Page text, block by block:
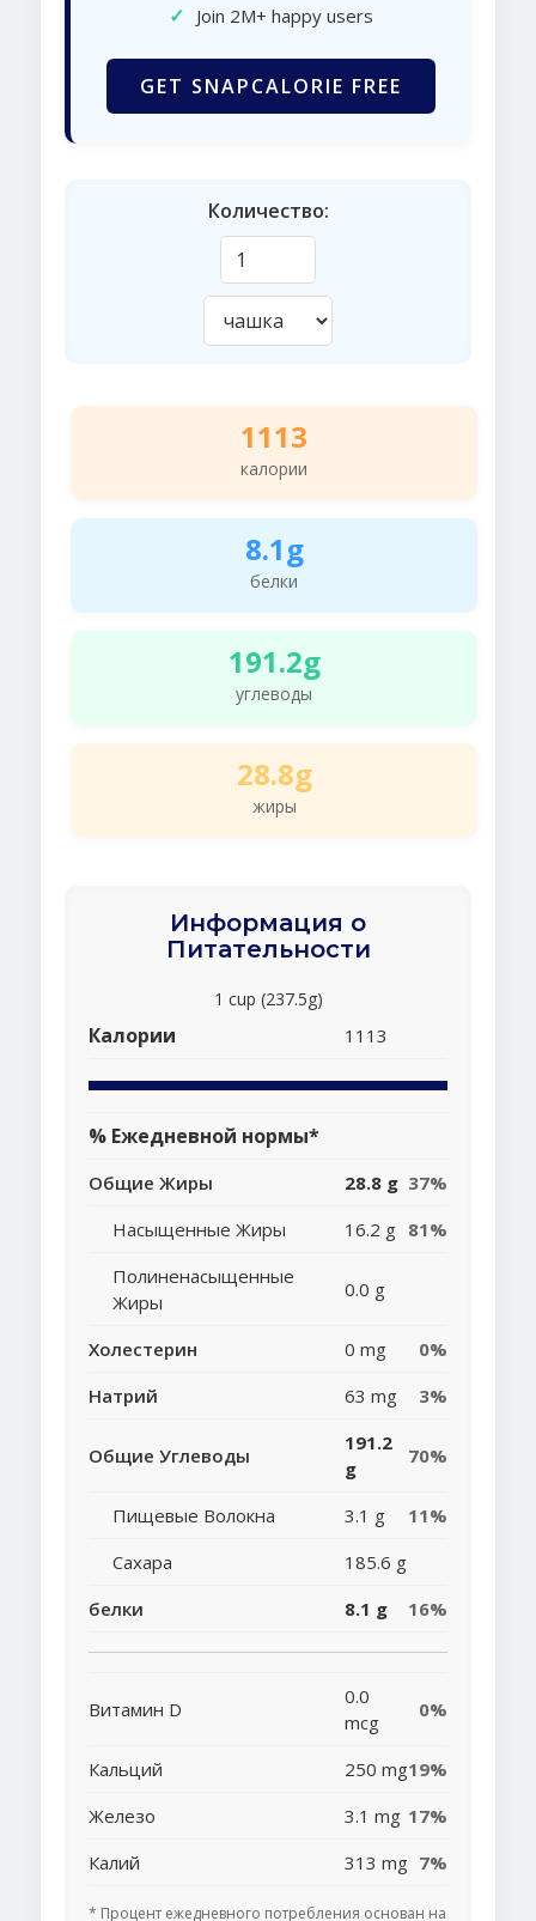
✓ Join 2M+ happy users
GET SNAPCALORIE FREE
Количество:
1113
калории
8.1g
белки
191.2g
углеводы
28.8g
жиры
Информация о
Питательности
1 cup (237.5g)
Калории 1113
% Ежедневной нормы*
Общие Жиры 28.8 g 37%
Насыщенные Жиры
16.2 g 81%
Полиненасыщенные
Жиры
0.0 g
Холестерин 0 mg
0%
Натрий
63 mg 3%
Общие Углеводы
191.2
g
70%
Пищевые Волокна 3.1 g
11%
Сахара
185.6 g
белки
8.1 g 16%
Витамин D
0.0
mcg
0%
Кальций 250 mg19%
Железо
3.1 mg 17%
Калий
313 mg 7%
* Процент ежедневного потребления основан на